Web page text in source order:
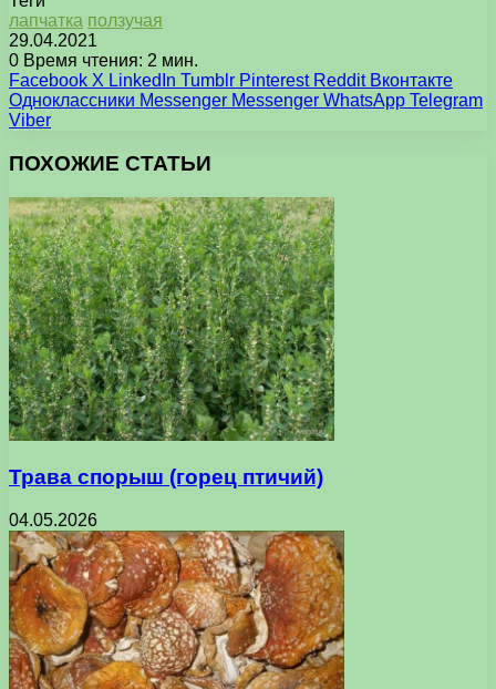
лапчатка ползучая
29.04.2021
0 Время чтения: 2 мин.
Facebook X LinkedIn Tumblr Pinterest Reddit Вконтакте
Одноклассники Messenger Messenger WhatsApp Telegram
Viber
ПОХОЖИЕ СТАТЬИ
Трава спорыш (горец птичий)
04.05.2026